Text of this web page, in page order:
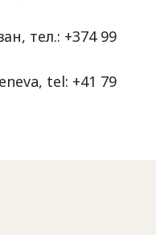
тел.: +374 99
tel: +41 79